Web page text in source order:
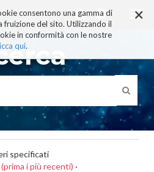
×
consentono una gamma di
fruizione del sito. Utilizzando il
in conformità con le nostre
qui.
specificati
i più recenti) ·